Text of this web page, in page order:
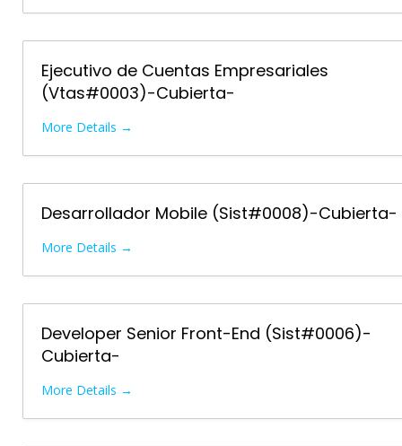
Ejecutivo de Cuentas Empresariales
(Vtas#0003)-Cubierta-
More Details
Desarrollador Mobile (Sist#0008)-Cubierta-
More Details
Developer Senior Front-End (Sist#0006)-
Cubierta-
More Details